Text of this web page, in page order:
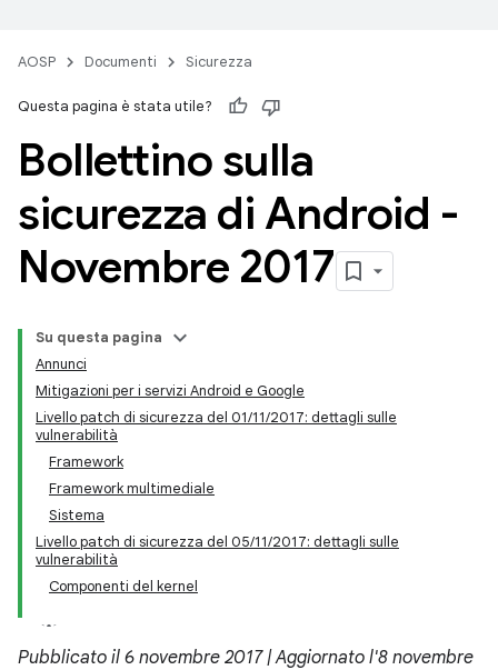
AOSP Documenti Sicurezza
Questa pagina è stata utile?
Bollettino sulla
sicurezza di Android -
Novembre 2017
Su questa pagina
Annunci
Mitigazioni per i servizi Android e Google
Livello patch di sicurezza del 01/11/2017: dettagli sulle
vulnerabilità
Framework
Framework multimediale
Sistema
Livello patch di sicurezza del 05/11/2017: dettagli sulle
vulnerabilità
Componenti del kernel
Pubblicato il 6 novembre 2017 | Aggiornato l'8 novembre